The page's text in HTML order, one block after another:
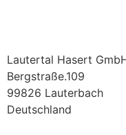
Lautertal Hasert
Bergstraße.109
99826 Lauterbach
Deutschland